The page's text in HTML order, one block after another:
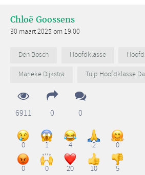
Chloë Goossens
30 maart 2025 om 19:00
Den Bosch Hoofdklasse
Marieke Dijkstra
Tulp Hoofdklasse
6911 0 0
0 1 4 2 0
0 0 20 10 5